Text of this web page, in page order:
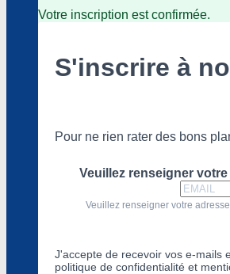
Votre inscription est confirmée.
S'inscrire à
Pour ne rien rater des bons
Veuillez renseigner
Veuillez renseigner votre
J'accepte de recevoir vos e-mails
politique de confidentialité et